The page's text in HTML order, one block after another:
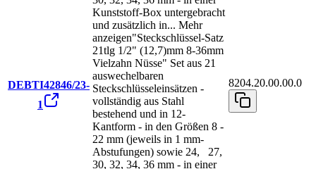
DEBTI42846/23-
1
Kunststoff-Box untergebracht
und zusätzlich in... Mehr
anzeigen"Steckschlüssel-Satz
21tlg 1/2" (12,7)mm 8-36mm
Vielzahn Nüsse" Set aus 21
auswechelbaren
Steckschlüsseleinsätzen -
vollständig aus Stahl
bestehend und in 12-
Kantform - in den Größen 8 -
22 mm (jeweils in 1 mm-
Abstufungen) sowie 24, 27,
30, 32, 34, 36 mm - in einer
8204.20.00.00.0